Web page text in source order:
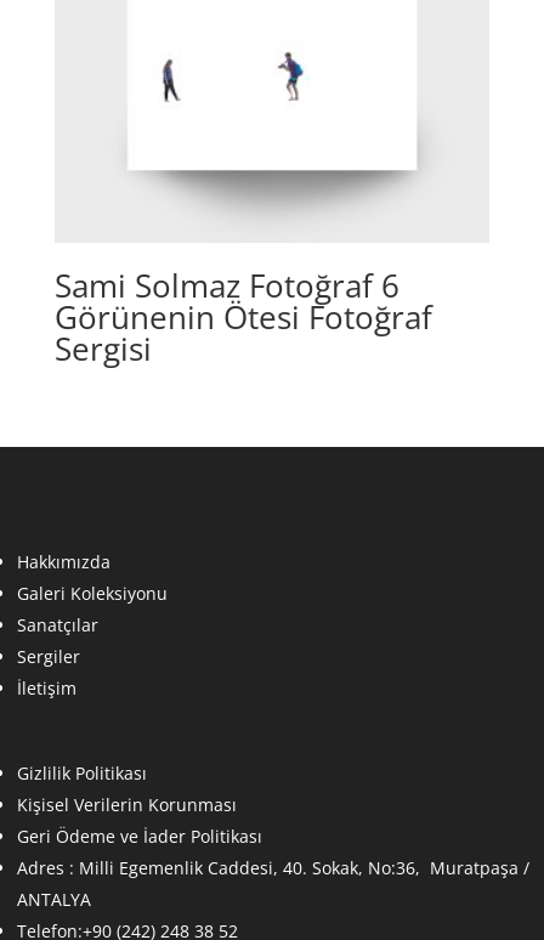
Sami Solmaz Fotoğraf 6
Görünenin Ötesi Fotoğraf
Sergisi
Hakkımızda
Galeri Koleksiyonu
Sanatçılar
Sergiler
İletişim
Gizlilik Politikası
Kişisel Verilerin Korunması
Geri Ödeme ve İader Politikası
Adres : Milli Egemenlik Caddesi, 40. Sokak, No:36, Muratpaşa /
ANTALYA
Telefon:+90 (242) 248 38 52